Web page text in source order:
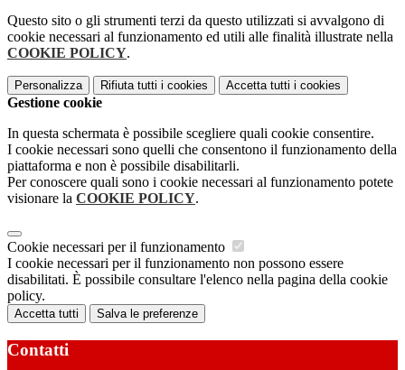
Questo sito o gli strumenti terzi da questo utilizzati si avvalgono di
cookie necessari al funzionamento ed utili alle finalità illustrate nella
COOKIE POLICY.
Personalizza Rifiuta tutti i cookies Accetta tutti i cookies
Gestione cookie
In questa schermata è possibile scegliere quali cookie consentire.
I cookie necessari sono quelli che consentono il funzionamento della
piattaforma e non è possibile disabilitarli.
Per conoscere quali sono i cookie necessari al funzionamento potete
visionare la COOKIE POLICY.
Cookie necessari per il funzionamento
I cookie necessari per il funzionamento non possono essere
disabilitati. È possibile consultare l'elenco nella pagina della cookie
policy.
Accetta tutti Salva le preferenze
Contatti